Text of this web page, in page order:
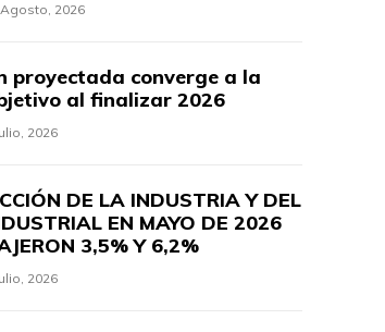
2026
proyectada converge a la
al finalizar 2026
2026
DE LA INDUSTRIA Y DEL
EN MAYO DE 2026
3,5% Y 6,2%
2026